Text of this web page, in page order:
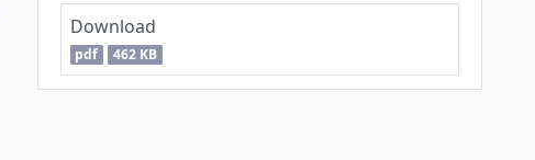
Download
pdf 462 KB